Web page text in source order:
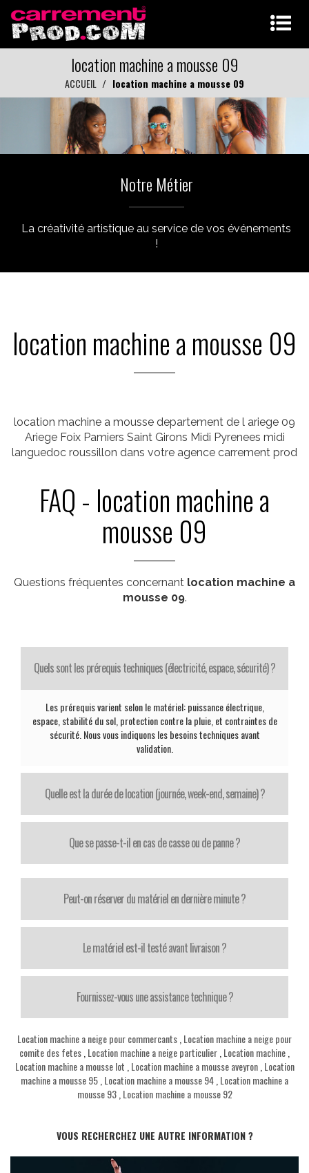
location machine a mousse 09
ACCUEIL location machine a mousse 09
Notre Métier
La créativité artistique au service de vos événements
!
location machine a mousse 09
location machine a mousse departement de l ariege 09
Ariege Foix Pamiers Saint Girons Midi Pyrenees midi
languedoc roussillon dans votre agence carrement prod
FAQ - location machine a
mousse 09
Questions fréquentes concernant location machine a
mousse 09.
Quels sont les prérequis techniques (électricité, espace, sécurité) ?
Les prérequis varient selon le matériel: puissance électrique,
espace, stabilité du sol, protection contre la pluie, et contraintes de
sécurité. Nous vous indiquons les besoins techniques avant
validation.
Quelle est la durée de location (journée, week-end, semaine) ?
Que se passe-t-il en cas de casse ou de panne ?
Peut-on réserver du matériel en dernière minute ?
Le matériel est-il testé avant livraison ?
Fournissez-vous une assistance technique ?
Location machine a neige pour commercants Location machine a neige pour
comite des fetes Location machine a neige particulier Location machine
Location machine a mousse lot Location machine a mousse aveyron, Location
machine a mousse 95 Location machine a mousse 94 Location machine a
mousse 93, Location machine a mousse 92
VOUS RECHERCHEZ UNE AUTRE INFORMATION ?